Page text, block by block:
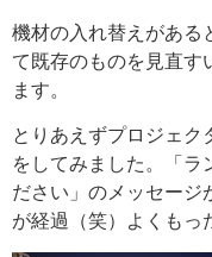
機材の入れ替えがある
て既存のものを見直す
ます。
とりあえずプロジェク
をしてみました。「ラ
ださい」のメッセージ
が経過（笑）よくもっ